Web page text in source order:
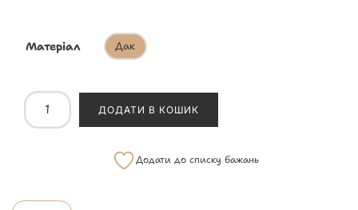
Матеріал Дак
ДОДАТИ В КОШИК
Додати до списку бажань